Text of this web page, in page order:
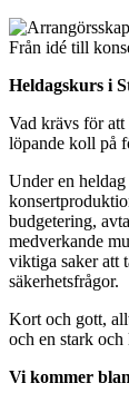
Från idé till
Heldagskurs i
Vad krävs för att
löpande koll på
Under en
budgetering,
medverkande
viktiga saker att
säkerhetsfrågor.
Kort och gott,
och en stark
Vi kommer